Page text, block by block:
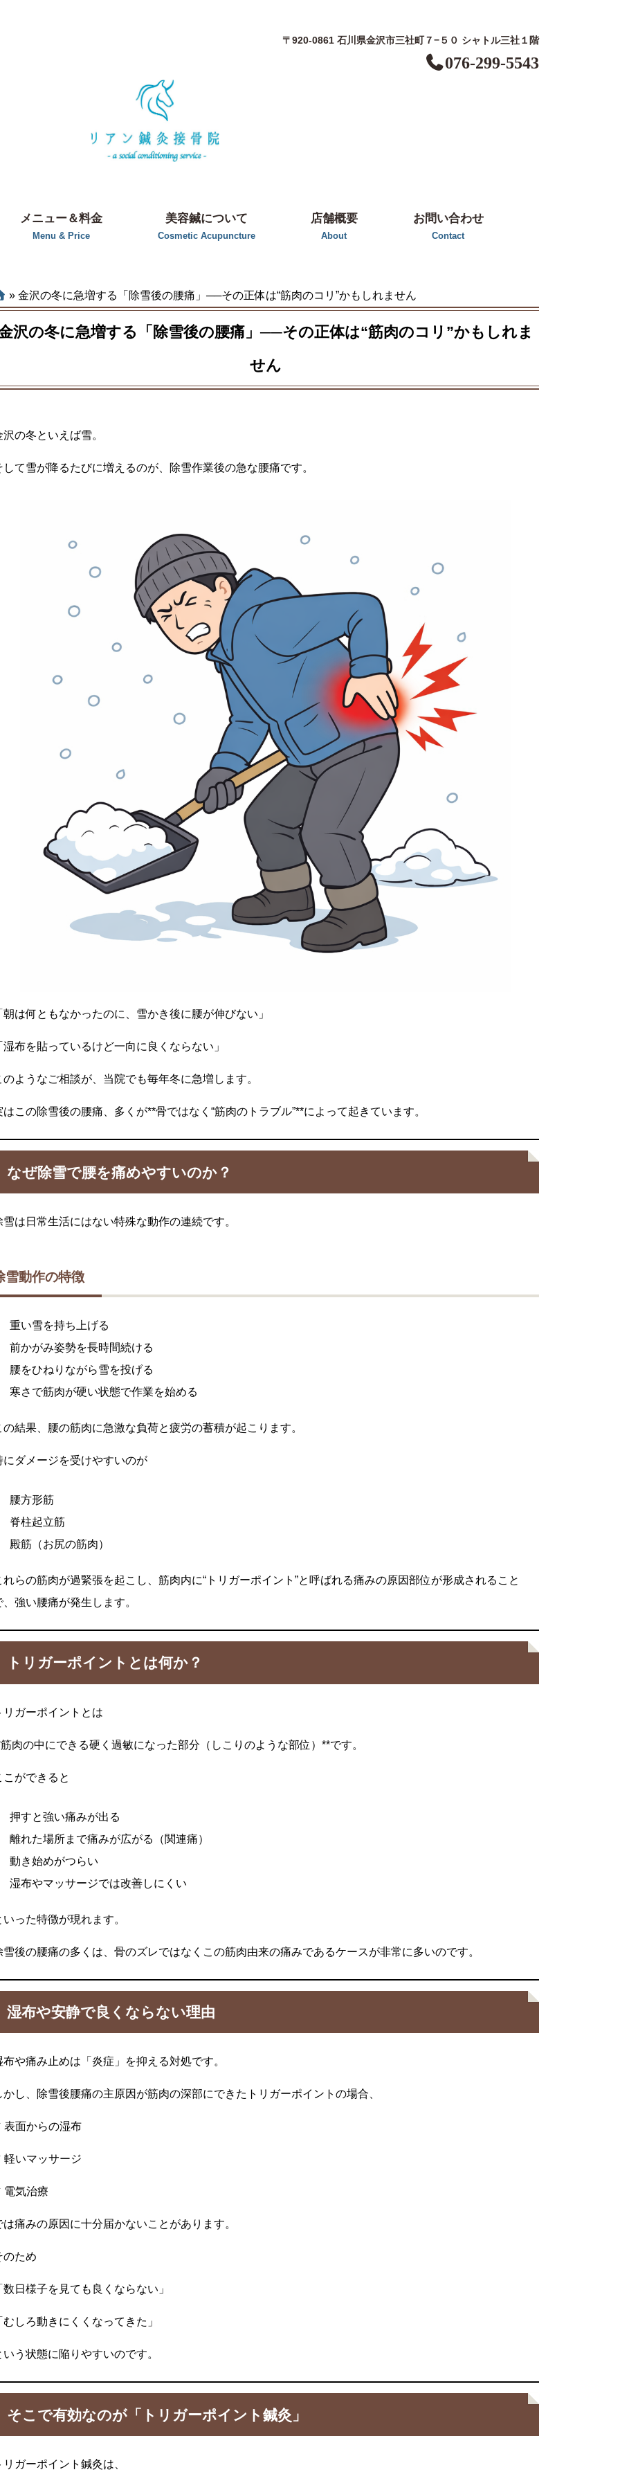
〒920-0861 石川県金沢市三社町７−５０ シャトル三社１階
076-299-5543
メニュー＆料金
Menu & Price
美容鍼について
Cosmetic Acupuncture
店舗概要
About
お問い合わせ
Contact
» 金沢の冬に急増する「除雪後の腰痛」──その正体は“筋肉のコリ”かもしれません
沢の冬に急増する「除雪後の腰痛」──その正体は“筋肉のコリ”かもしれま
せん
沢の冬といえば雪。
して雪が降るたびに増えるのが、除雪作業後の急な腰痛です。
朝は何ともなかったのに、雪かき後に腰が伸びない」
湿布を貼っているけど一向に良くならない」
のようなご相談が、当院でも毎年冬に急増します。
はこの除雪後の腰痛、多くが**骨ではなく“筋肉のトラブル”**によって起きています。
なぜ除雪で腰を痛めやすいのか？
雪は日常生活にはない特殊な動作の連続です。
雪動作の特徴
重い雪を持ち上げる
前かがみ姿勢を長時間続ける
腰をひねりながら雪を投げる
寒さで筋肉が硬い状態で作業を始める
の結果、腰の筋肉に急激な負荷と疲労の蓄積が起こります。
にダメージを受けやすいのが
腰方形筋
脊柱起立筋
殿筋（お尻の筋肉）
れらの筋肉が過緊張を起こし、筋肉内に“トリガーポイント”と呼ばれる痛みの原因部位が形成されること
、強い腰痛が発生します。
トリガーポイントとは何か？
リガーポイントとは
肉の中にできる硬く過敏になった部分（しこりのような部位）**です。
こができると
押すと強い痛みが出る
離れた場所まで痛みが広がる（関連痛）
動き始めがつらい
湿布やマッサージでは改善しにくい
いった特徴が現れます。
雪後の腰痛の多くは、骨のズレではなくこの筋肉由来の痛みであるケースが非常に多いのです。
湿布や安静で良くならない理由
布や痛み止めは「炎症」を抑える対処です。
かし、除雪後腰痛の主原因が筋肉の深部にできたトリガーポイントの場合、
面からの湿布
いマッサージ
電気治療
は痛みの原因に十分届かないことがあります。
のため
数日様子を見ても良くならない」
むしろ動きにくくなってきた」
いう状態に陥りやすいのです。
そこで有効なのが「トリガーポイント鍼灸」
リガーポイント鍼灸は、